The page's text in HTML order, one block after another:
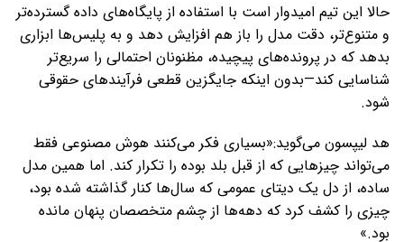
حالا این تیم امیدوار است با استفاده از پایگاه‌های داده گسترده‌تر
و متنوع‌تر، دقت مدل را باز هم افزایش دهد و به پلیس‌ها ابزاری
بدهد که در پرونده‌های پیچیده، مظنونان احتمالی را سریع‌تر
شناسایی کند—بدون اینکه جایگزین قطعی فرآیندهای حقوقی
شود.
هد لیپسون می‌گوید:«بسیاری فکر می‌کنند هوش مصنوعی فقط
می‌تواند چیزهایی که از قبل بلد بوده را تکرار کند. اما همین مدل
ساده، از دل یک دیتای عمومی که سال‌ها کنار گذاشته شده بود،
چیزی را کشف کرد که دهه‌ها از چشم متخصصان پنهان مانده
بود.»